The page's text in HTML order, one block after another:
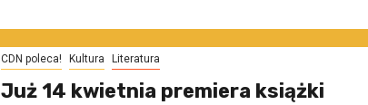
CDN poleca! Kultura Literatura
Już 14 kwietnia premiera książki